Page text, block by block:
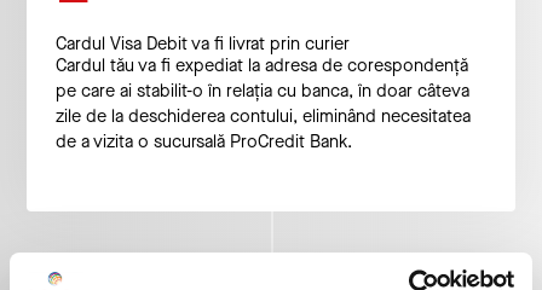
Cardul Visa Debit va fi livrat prin curier
Cardul tău va fi expediat la adresa de corespondență
pe care ai stabilit-o în relația cu banca, în doar câteva
zile de la deschiderea contului, eliminând necesitatea
de a vizita o sucursală ProCredit Bank.